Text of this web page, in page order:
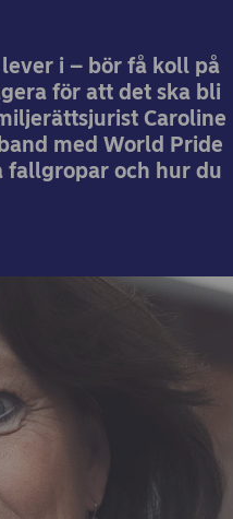
i – bör få koll på
för att det ska bli
Caroline
med World Pride
fallgropar och hur du